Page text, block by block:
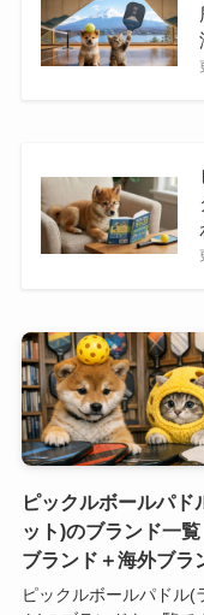
ピックルボールパド
ット)のブランド一
ブランド＋海外ブラ
ピックルボールパドル(